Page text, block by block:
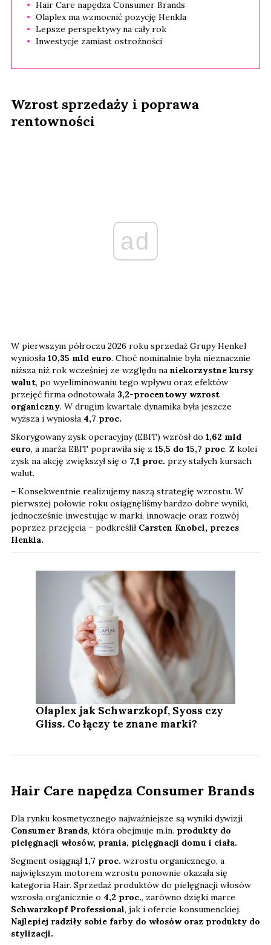
Hair Care napędza Consumer Brands
Olaplex ma wzmocnić pozycję Henkla
Lepsze perspektywy na cały rok
Inwestycje zamiast ostrożności
Wzrost sprzedaży i poprawa
rentowności
ad
W pierwszym półroczu 2026 roku sprzedaż Grupy Henkel
wyniosła 10,35 mld euro. Choć nominalnie była nieznacznie
niższa niż rok wcześniej ze względu na niekorzystne kursy
walut, po wyeliminowaniu tego wpływu oraz efektów
przejęć firma odnotowała 3,2-procentowy wzrost
organiczny. W drugim kwartale dynamika była jeszcze
wyższa i wyniosła 4,7 proc.
Skorygowany zysk operacyjny (EBIT) wzrósł do 1,62 mld
euro, a marża EBIT poprawiła się z 15,5 do 15,7 proc. Z kolei
zysk na akcję zwiększył się o 7,1 proc. przy stałych kursach
walut.
– Konsekwentnie realizujemy naszą strategię wzrostu. W
pierwszej połowie roku osiągnęliśmy bardzo dobre wyniki,
jednocześnie inwestując w marki, innowacje oraz rozwój
poprzez przejęcia – podkreślił Carsten Knobel, prezes
Henkla.
Olaplex jak Schwarzkopf, Syoss czy
Gliss. Co łączy te znane marki?
Hair Care napędza Consumer Brands
Dla rynku kosmetycznego najważniejsze są wyniki dywizji
Consumer Brands, która obejmuje m.in. produkty do
pielęgnacji włosów, prania, pielęgnacji domu i ciała.
Segment osiągnął1,7 proc. wzrostu organicznego, a
największym motorem wzrostu ponownie okazała się
kategoria Hair. Sprzedaż produktów do pielęgnacji włosów
wzrosła organicznie o 4,2 proc., zarówno dzięki marce
Schwarzkopf Professional, jak i ofercie konsumenckiej.
Najlepiej radziły sobie farby do włosów oraz produkty do
stylizacji.